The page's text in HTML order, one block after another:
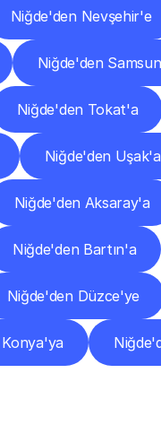
Niğde'den Nevşehir'e
Niğde'den
Niğde'den Tokat'a
Niğde'den Uşak'a
Niğde'den Aksaray'a
Niğde'den Bartın'a
Niğde'den Düzce'ye